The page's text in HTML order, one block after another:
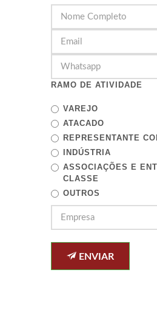
RAMO DE ATIVIDADE
VAREJO
ATACADO
REPRESENTANTE
INDÚSTRIA
ASSOCIAÇÕES E
CLASSE
OUTROS
ENVIAR